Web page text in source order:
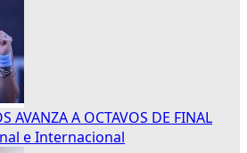
AVANZA A OCTAVOS DE FINAL
e Internacional